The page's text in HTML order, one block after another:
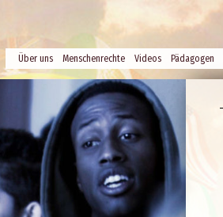
Über uns Menschenrechte Videos Pädagogen